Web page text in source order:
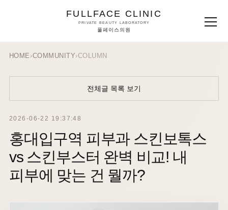
FULLFACE CLINIC
PRIVATE BEAUTY LABORATORY
풀페이스의원
HOME ›COMMUNITY›COLUMN
전체글 목록 보기
2026-06-22 19:37:48
홍대입구역 피부과 스킨보톡스
vs 스킨부스터 완벽 비교! 내
피부에 맞는 건 뭘까?